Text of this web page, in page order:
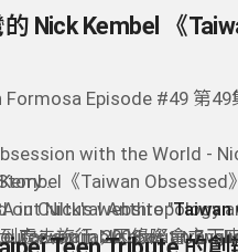
you up with an insider
from
Rooms Taipei
a place to live in a foreign
team has prepared a
for newcomers
culture with ease.
as the co-living spaces
and assimilate into
一下他和其他創辦人一起
台灣的外國朋友們可以馬上
的 Rooms Taipei真的是一
司的動機，真是超佛心的
化生活環境是一件蠻困難的
比較像是他們原生國家熟悉
化以及生活。還可以跟各
，是不是很棒棒呢？
CHIU PI
Formosa Episode #49 第49
with the World -
《Taiwan Obsessed
in Cultural Anthropology
Taiwan in 2008 as an
out Nick's website "Taiwan
available about
處去旅行；因緣際會之下